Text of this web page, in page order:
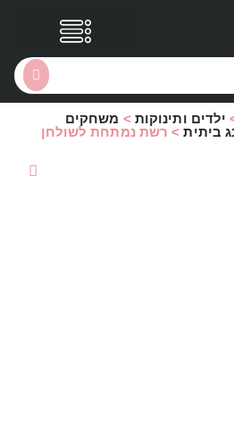
ילדים ותינוקות > משחקים
ביתית> רשת נמתחת לשולחן